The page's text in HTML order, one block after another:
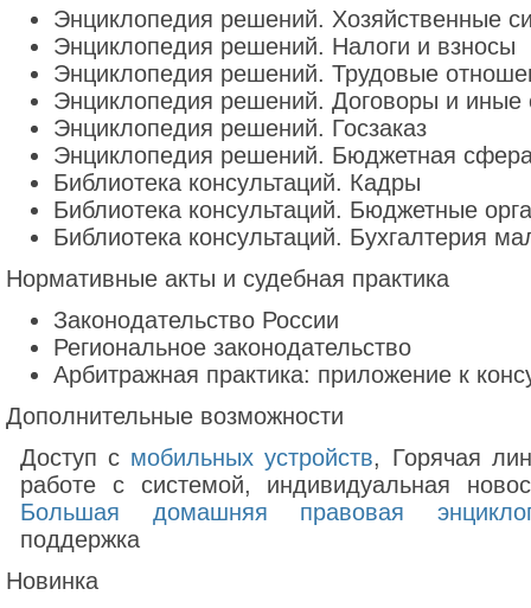
Энциклопедия решений. Хозяйственные
Энциклопедия решений. Налоги и взносы
Энциклопедия решений. Трудовые
Энциклопедия решений. Договоры и иные
Энциклопедия решений. Госзаказ
Энциклопедия решений. Бюджетная
Библиотека консультаций. Кадры
Библиотека консультаций. Бюджетные
Библиотека консультаций. Бухгалтерия
Нормативные акты и судебная практика
Законодательство России
Региональное законодательство
Арбитражная практика: приложение к
Дополнительные возможности
Доступ с мобильных устройств, Горячая
работе с системой, индивидуальная
Большая домашняя правовая
поддержка
Новинка